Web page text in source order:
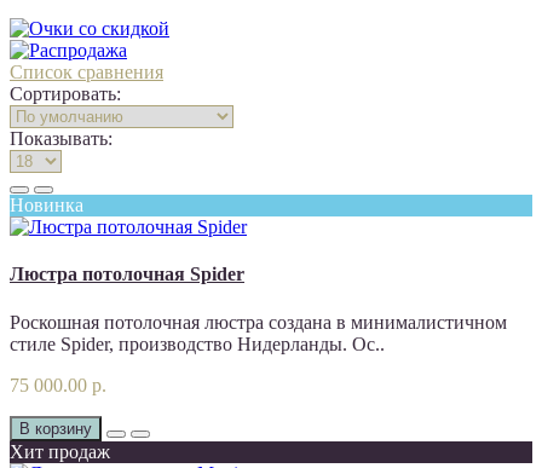
Список сравнения
Сортировать:
Показывать:
Новинка
Люстра потолочная Spider
Роскошная потолочная люстра создана в минималистичном
стиле Spider, производство Нидерланды. Ос..
75 000.00 р.
В корзину
Хит продаж